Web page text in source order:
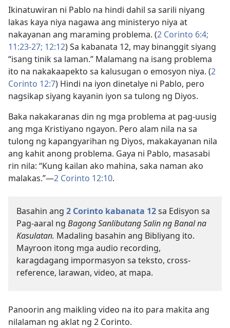
Ikinatuwiran ni Pablo na hindi dahil sa sarili niyang
lakas kaya niya nagawa ang ministeryo niya at
nakayanan ang maraming problema. (2 Corinto 6:4;
11:23-27; 12:12) Sa kabanata 12, may binanggit siyang
“isang tinik sa laman.” Malamang na isang problema
ito na nakakaapekto sa kalusugan o emosyon niya. (2
Corinto 12:7) Hindi na iyon dinetalye ni Pablo, pero
nagsikap siyang kayanin iyon sa tulong ng Diyos.
Baka nakakaranas din ng mga problema at pag-uusig
ang mga Kristiyano ngayon. Pero alam nila na sa
tulong ng kapangyarihan ng Diyos, makakayanan nila
ang kahit anong problema. Gaya ni Pablo, masasabi
rin nila: “Kung kailan ako mahina, saka naman ako
malakas.”—2 Corinto 12:10.
Basahin ang 2 Corinto kabanata 12sa Edisyon sa
Pag-aaral ng Bagong Sanlibutang Salin ng Banal na
Kasulatan. Madaling basahin ang Bibliyang ito.
Mayroon itong mga audio recording,
karagdagang impormasyon sa teksto, cross-
reference, larawan, video, at mapa.
Panoorin ang maikling video na ito para makita ang
nilalaman ng aklat ng 2 Corinto.